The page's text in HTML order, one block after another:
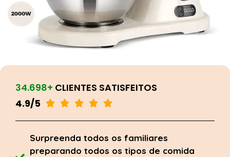
34.698+ CLIENTES SATISFEITOS
4.9/5     
Surpreenda todos os familiares
preparando todos os tipos de comida